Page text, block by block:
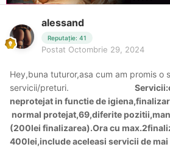
alessand
Reputație: 41
Postat Octombrie 29, 2024
Hey,buna tuturor,asa cum am promis o
servicii/preturi.
neprotejat in functie de
normal protejat,69,diferite
(200lei finalizarea).Ora cu
400lei,include aceleasi servicii de